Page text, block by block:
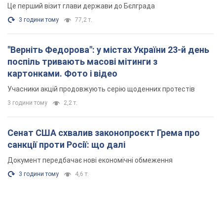
3 години тому 2,2 т.
Сенат США схвалив законопроєкт Грема про
санкції проти Росії: що далі
Документ передбачає нові економічні обмеження
3 години тому 4,6 т.